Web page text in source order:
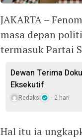
JAKARTA –
masa depan
termasuk Partai
Dewan Terima
Eksekutif
Redaksi 2 hari
Hal itu ia